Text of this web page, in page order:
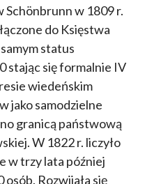
Schönbrunn w 1809 r.
do Księstwa
status
stając się formalnie IV
wiedeńskim
jako samodzielne
granicą państwową
W 1822 r. liczyło
w trzy lata później
osób. Rozwijała się